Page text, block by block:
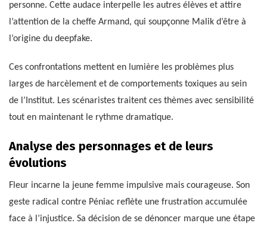
personne. Cette audace interpelle les autres élèves et attire
l’attention de la cheffe Armand, qui soupçonne Malik d’être à
l’origine du deepfake.
Ces confrontations mettent en lumière les problèmes plus
larges de harcèlement et de comportements toxiques au sein
de l’Institut. Les scénaristes traitent ces thèmes avec sensibilité
tout en maintenant le rythme dramatique.
Analyse des personnages et de leurs
évolutions
Fleur incarne la jeune femme impulsive mais courageuse. Son
geste radical contre Péniac reflète une frustration accumulée
face à l’injustice. Sa décision de se dénoncer marque une étape